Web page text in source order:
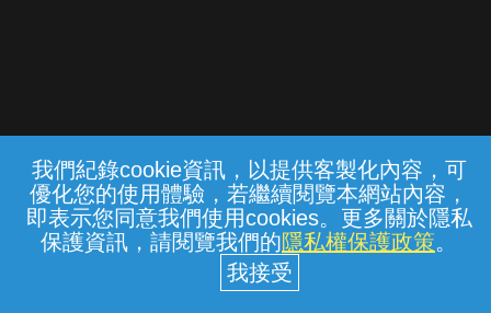
我們紀錄cookie資訊，以提供客製化內容，可
優化您的使用體驗，若繼續閱覽本網站內容，
即表示您同意我們使用cookies。更多關於隱私
保護資訊，請閱覽我們的隱私權保護政策。
常見問題 線上客服 服務條款 隱私權保護
中華電信股份有限公司個人家庭分公司
(統一編號：96979949) © 2026
{{notifyMsg}}